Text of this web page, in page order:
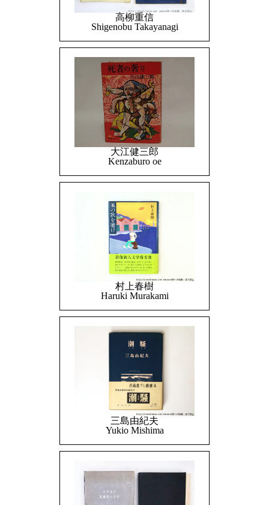
高柳重信
Shigenobu Takayanagi
大江健三郎
Kenzaburo oe
村上春樹
Haruki Murakami
三島由紀夫
Yukio Mishima